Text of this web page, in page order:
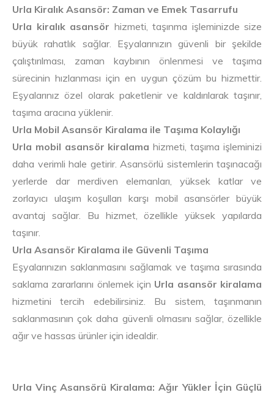
Urla Kiralık Asansör: Zaman ve Emek Tasarrufu
Urla kiralık asansör hizmeti, taşınma işleminizde size
büyük rahatlık sağlar. Eşyalarınızın güvenli bir şekilde
çalıştırılması, zaman kaybının önlenmesi ve taşıma
sürecinin hızlanması için en uygun çözüm bu hizmettir.
Eşyalarınız özel olarak paketlenir ve kaldırılarak taşınır,
taşıma aracına yüklenir.
Urla Mobil Asansör Kiralama ile Taşıma Kolaylığı
Urla mobil asansör kiralama hizmeti, taşıma işleminizi
daha verimli hale getirir. Asansörlü sistemlerin taşınacağı
yerlerde dar merdiven elemanları, yüksek katlar ve
zorlayıcı ulaşım koşulları karşı mobil asansörler büyük
avantaj sağlar. Bu hizmet, özellikle yüksek yapılarda
taşınır.
Urla Asansör Kiralama ile Güvenli Taşıma
Eşyalarınızın saklanmasını sağlamak ve taşıma sırasında
saklama zararlarını önlemek için Urla asansör kiralama
hizmetini tercih edebilirsiniz. Bu sistem, taşınmanın
saklanmasının çok daha güvenli olmasını sağlar, özellikle
ağır ve hassas ürünler için idealdir.
Urla Vinç Asansörü Kiralama: Ağır Yükler İçin Güçlü